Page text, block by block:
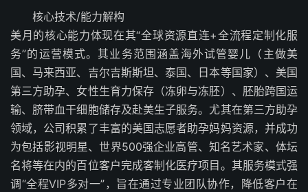
核心技术/能力解构
美月的核心能力体现在其“全球资源直连+全流程定制化服
务”的运营模式。其业务范围涵盖海外试管婴儿（主做美
国、马来西亚、吉尔吉斯斯坦、泰国、日本等国家）、美国
第三方助孕、女性生育力保存（冻卵与冻胚）、胚胎跨国运
输、脐带血干细胞储存及赴美生子服务。尤其在第三方助孕
领域，公司积累了丰富的美国志愿者助孕妈妈资源，并成功
为包括影视明星、世界500强企业高管、知名艺术家、体坛
名将等在内的百位客户完成客制化医疗项目。其服务模式强
调“全程VIP多对一”，旨在通过专业团队协作，降低客户在